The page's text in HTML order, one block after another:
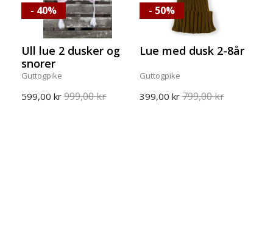
Ull lue 2 dusker og
snorer
Guttogpike
599,00 kr 999,00 kr
- 40%
Lue med dusk 2-8år
Guttogpike
399,00 kr 799,00 kr
- 50%